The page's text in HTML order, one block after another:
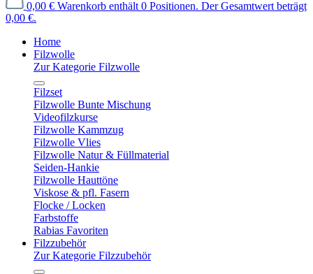
0,00 € Warenkorb enthält 0 Positionen. Der Gesamtwert beträgt
0,00 €.
Home
Filzwolle
Zur Kategorie Filzwolle
Filzset
Filzwolle Bunte Mischung
Videofilzkurse
Filzwolle Kammzug
Filzwolle Vlies
Filzwolle Natur & Füllmaterial
Seiden-Hankie
Filzwolle Hauttöne
Viskose & pfl. Fasern
Flocke / Locken
Farbstoffe
Rabias Favoriten
Filzzubehör
Zur Kategorie Filzzubehör